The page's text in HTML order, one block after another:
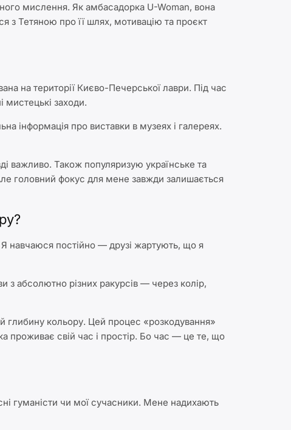
мислення. Як амбасадорка U-Woman, вона
з Тетяною про її шлях, мотивацію та проєкт
на території Києво-Печерської лаври. Під час
мистецькі заходи.
інформація про виставки в музеях і галереях.
важливо. Також популяризую українське та
головний фокус для мене завжди залишається
Я навчаюся постійно — друзі жартують, що я
з абсолютно різних ракурсів — через колір,
кольору. Цей процес «розкодування»
проживає свій час і простір. Бо час — це те, що
гуманісти чи мої сучасники. Мене надихають